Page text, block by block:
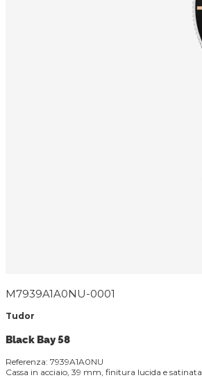
M7939A1A0NU-0001
Tudor
Black Bay 58
Referenza: 7939A1A0NU
Cassa in acciaio, 39 mm, finitura lucida e satinata.